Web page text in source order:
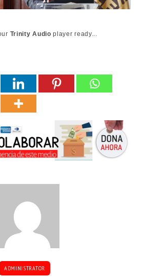
Trinity Audio player ready...
ADMINISTRATOR